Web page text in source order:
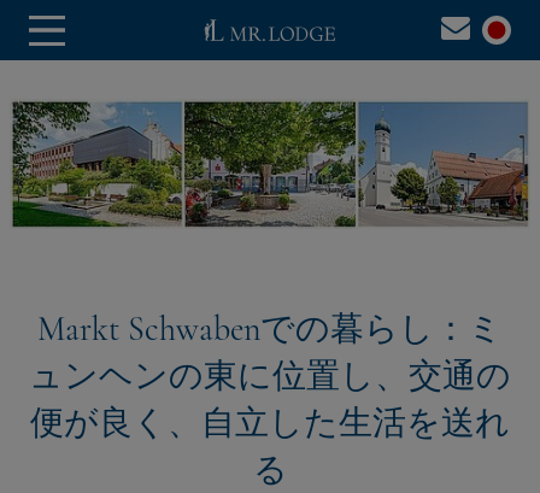
Markt Schwabenでの暮らし：ミ
ュンヘンの東に位置し、交通の
便が良く、自立した生活を送れ
る